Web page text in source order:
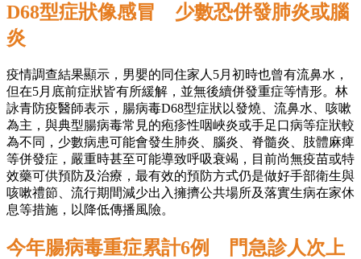
D68型症狀像感冒 少數恐併發肺炎或腦
炎
疫情調查結果顯示，男嬰的同住家人5月初時也曾有流鼻水，
但在5月底前症狀皆有所緩解，並無後續併發重症等情形。林
詠青防疫醫師表示，腸病毒D68型症狀以發燒、流鼻水、咳嗽
為主，與典型腸病毒常見的疱疹性咽峽炎或手足口病等症狀較
為不同，少數病患可能會發生肺炎、腦炎、脊髓炎、肢體麻痺
等併發症，嚴重時甚至可能導致呼吸衰竭，目前尚無疫苗或特
效藥可供預防及治療，最有效的預防方式仍是做好手部衛生與
咳嗽禮節、流行期間減少出入擁擠公共場所及落實生病在家休
息等措施，以降低傳播風險。
今年腸病毒重症累計6例 門急診人次上